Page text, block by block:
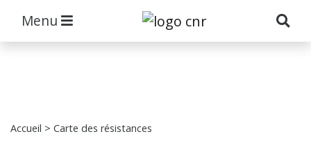
Menu
Accueil > Carte des résistances